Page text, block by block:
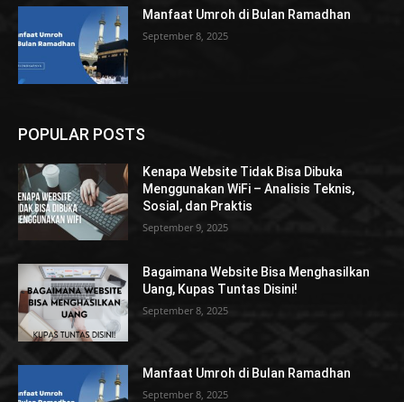
Manfaat Umroh di Bulan Ramadhan
September 8, 2025
POPULAR POSTS
Kenapa Website Tidak Bisa Dibuka
Menggunakan WiFi – Analisis Teknis,
Sosial, dan Praktis
September 9, 2025
Bagaimana Website Bisa Menghasilkan
Uang, Kupas Tuntas Disini!
September 8, 2025
Manfaat Umroh di Bulan Ramadhan
September 8, 2025